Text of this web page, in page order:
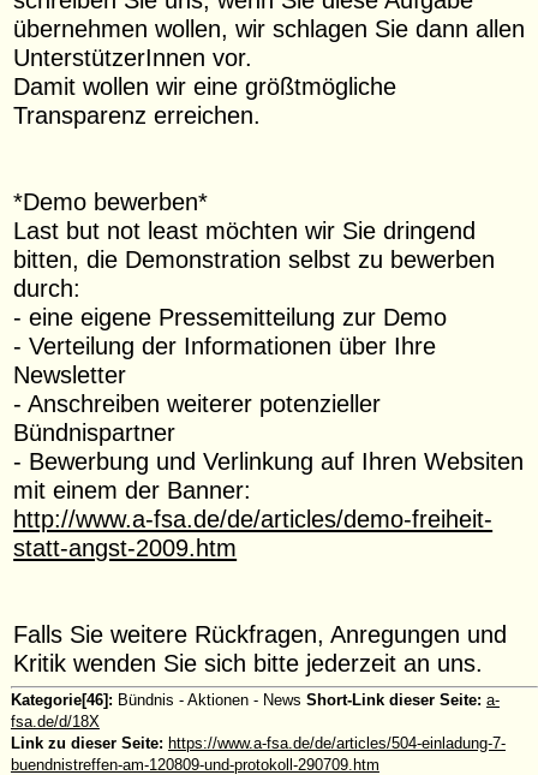
übernehmen wollen, wir schlagen Sie dann allen
UnterstützerInnen vor.
Damit wollen wir eine größtmögliche
Transparenz erreichen.
*Demo bewerben*
Last but not least möchten wir Sie dringend
bitten, die Demonstration selbst zu bewerben
durch:
- eine eigene Pressemitteilung zur Demo
- Verteilung der Informationen über Ihre
Newsletter
- Anschreiben weiterer potenzieller
Bündnispartner
- Bewerbung und Verlinkung auf Ihren Websiten
mit einem der Banner:
http://www.a-fsa.de/de/articles/demo-freiheit-
statt-angst-2009.htm
Falls Sie weitere Rückfragen, Anregungen und
Kritik wenden Sie sich bitte jederzeit an uns.
Kategorie[46]: Bündnis - Aktionen - News Short-Link dieser Seite: a-
fsa.de/d/18X
Link zu dieser Seite: https://www.a-fsa.de/de/articles/504-einladung-7-
buendnistreffen-am-120809-und-protokoll-290709.htm